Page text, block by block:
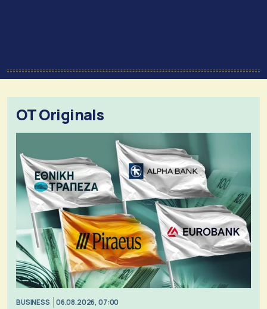
OT Originals
BUSINESS 06.08.2026, 07:00